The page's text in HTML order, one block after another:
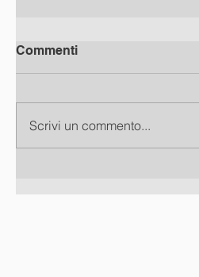
Commenti
Scrivi un commento...